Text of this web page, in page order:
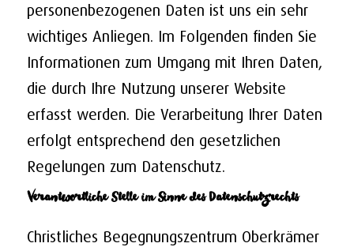
personenbezogenen Daten ist uns ein sehr
wichtiges Anliegen. Im Folgenden finden Sie
Informationen zum Umgang mit Ihren Daten,
die durch Ihre Nutzung unserer Website
erfasst werden. Die Verarbeitung Ihrer Daten
erfolgt entsprechend den gesetzlichen
Regelungen zum Datenschutz.
Verantwortliche Stelle im Sinne des Datenschutzrechts
Christliches Begegnungszentrum Oberkrämer